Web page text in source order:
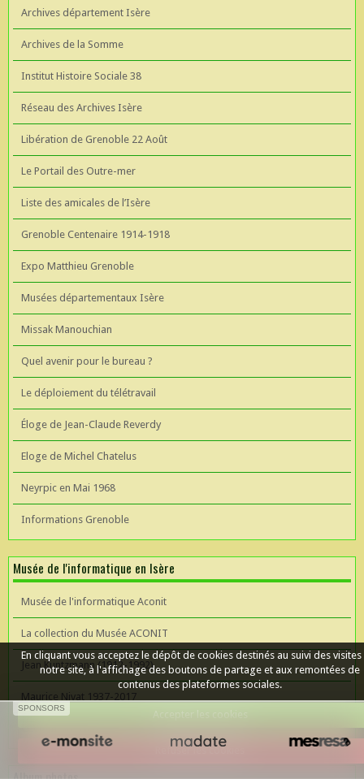
Archives département Isère
Archives de la Somme
Institut Histoire Sociale 38
Réseau des Archives Isère
Libération de Grenoble 22 Août
Le Portail des Outre-mer
Liste des amicales de l’Isère
Grenoble Centenaire 1914-1918
Expo Matthieu Grenoble
Musées départementaux Isère
Missak Manouchian
Quel avenir pour le bureau ?
Le déploiement du télétravail
Éloge de Jean-Claude Reverdy
Eloge de Michel Chatelus
Neyrpic en Mai 1968
Informations Grenoble
Musée de l'informatique en Isère
Musée de l'informatique Aconit
La collection du Musée ACONIT
Jean Kuntzmann (1912-1992)
Maurice Nivat 1937-2017
SPONSORS
En cliquant vous acceptez le dépôt de cookies destinés au suivi des visites
notre site, à l'affichage des boutons de partage et aux remontées de
contenus des plateformes sociales.
Refuser les cookies